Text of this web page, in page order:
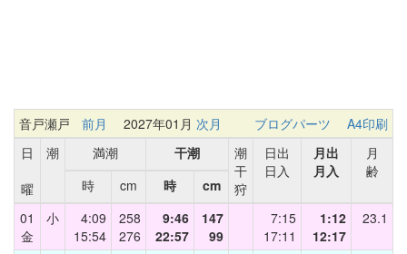
音戸瀬戸 前月 2027年01月 次月 ブログパーツ
A4印刷
日
曜
潮 満潮 干潮
潮
干
狩
日出
日入
月出
月入
月
齢
時
cm 時
cm
01
金
小
4:09
15:54
258
276
9:46
22:57
147
99
7:15
17:11
1:12
12:17
23.1